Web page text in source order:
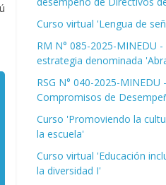
Curso virtual 'Lengua de
RM N° 085-2025-MINEDU
estrategia denominada
RSG N° 040-2025-MINEDU
Compromisos de
Curso 'Promoviendo la
la escuela'
Curso virtual 'Educación
la diversidad I'